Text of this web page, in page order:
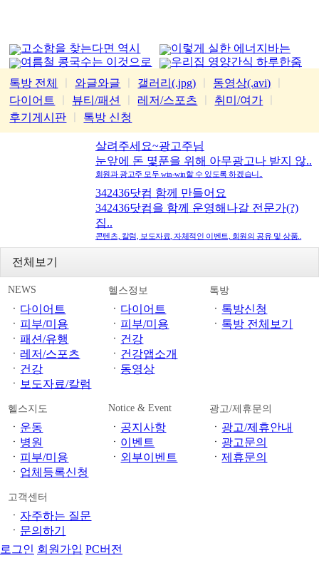
고소함을 찾는다면 역시
가평잣
이렇게 실한 에너지바는
처음
여름철 콩국수는 이것으로
우리집 영양간식 하루한줌
톡방 전체
와글와글 갤러리(.jpg) 동영상(.avi)
다이어트
뷰티/패션 레저/스포츠 취미/여가
후기게시판
톡방 신청
살려주세요~광고주님
눈앞에 돈 몇푼을 위해 아무광고나 받지 않..
회원과 광고주 모두 win-win할 수 있도록 하겠습니..
342436닷컴 함께 만들어요
342436닷컴을 함께 운영해나갈 전문가(?)
집..
콘텐츠, 칼럼, 보도자료, 자체적인 이벤트, 회원의 공유 및 상품..
전체보기
NEWS
ㆍ 다이어트
ㆍ 피부/미용
ㆍ패션/유행
ㆍ 레저/스포츠
ㆍ 건강
ㆍ 보도자료/칼럼
헬스정보
ㆍ 다이어트
ㆍ 피부/미용
ㆍ 건강
ㆍ 건강앱소개
ㆍ 동영상
톡방
ㆍ 톡방신청
ㆍ 톡방 전체보기
헬스지도
ㆍ 운동
ㆍ 병원
ㆍ 피부/미용
ㆍ 업체등록신청
Notice & Event
ㆍ 공지사항
ㆍ 이벤트
ㆍ 외부이벤트
광고/제휴문의
ㆍ 광고/제휴안내
ㆍ 광고문의
ㆍ제휴문의
고객센터
ㆍ 자주하는 질문
ㆍ 문의하기
로그인 회원가입 PC버전